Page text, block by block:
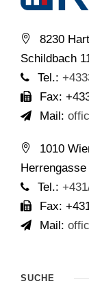
8230
Schildbach
Tel.:
Fax:
Mail:
1010
Tel.:
Fax:
Mail:
SUCHE